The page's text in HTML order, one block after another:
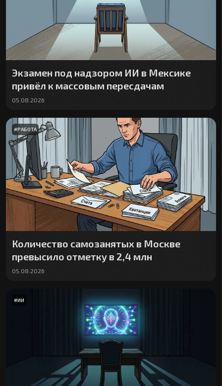
Экзамен под надзором ИИ в Мексике
привёл к массовым пересдачам
05.08.2026
#РАБОТА
Количество самозанятых в Москве
превысило отметку в 2,4 млн
05.08.2026
#ИИ